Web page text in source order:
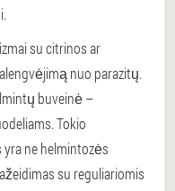
su citrinos ar
nuo parazitų.
buveinė –
Tokio
ne helmintozės
su reguliariomis